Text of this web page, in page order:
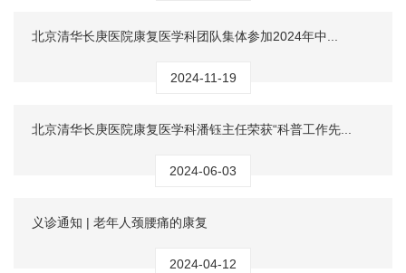
北京清华长庚医院康复医学科团队集体参加2024年中...
2024-11-19
北京清华长庚医院康复医学科潘钰主任荣获“科普工作先...
2024-06-03
义诊通知 | 老年人颈腰痛的康复
2024-04-12